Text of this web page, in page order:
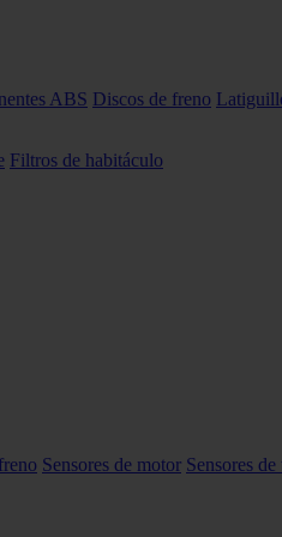
ABS Discos de freno
Filtros de habitáculo
Sensores de motor Sensores